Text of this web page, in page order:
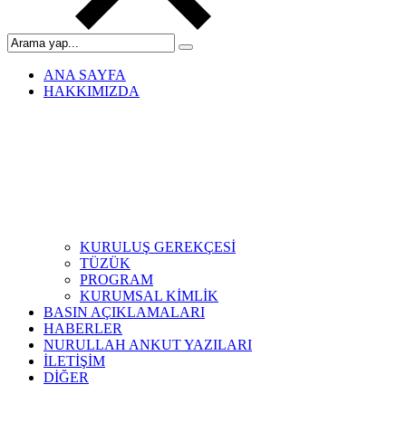
ANA SAYFA
HAKKIMIZDA
KURULUŞ GEREKÇESİ
TÜZÜK
PROGRAM
KURUMSAL KİMLİK
BASIN AÇIKLAMALARI
HABERLER
NURULLAH ANKUT YAZILARI
İLETİŞİM
DİĞER